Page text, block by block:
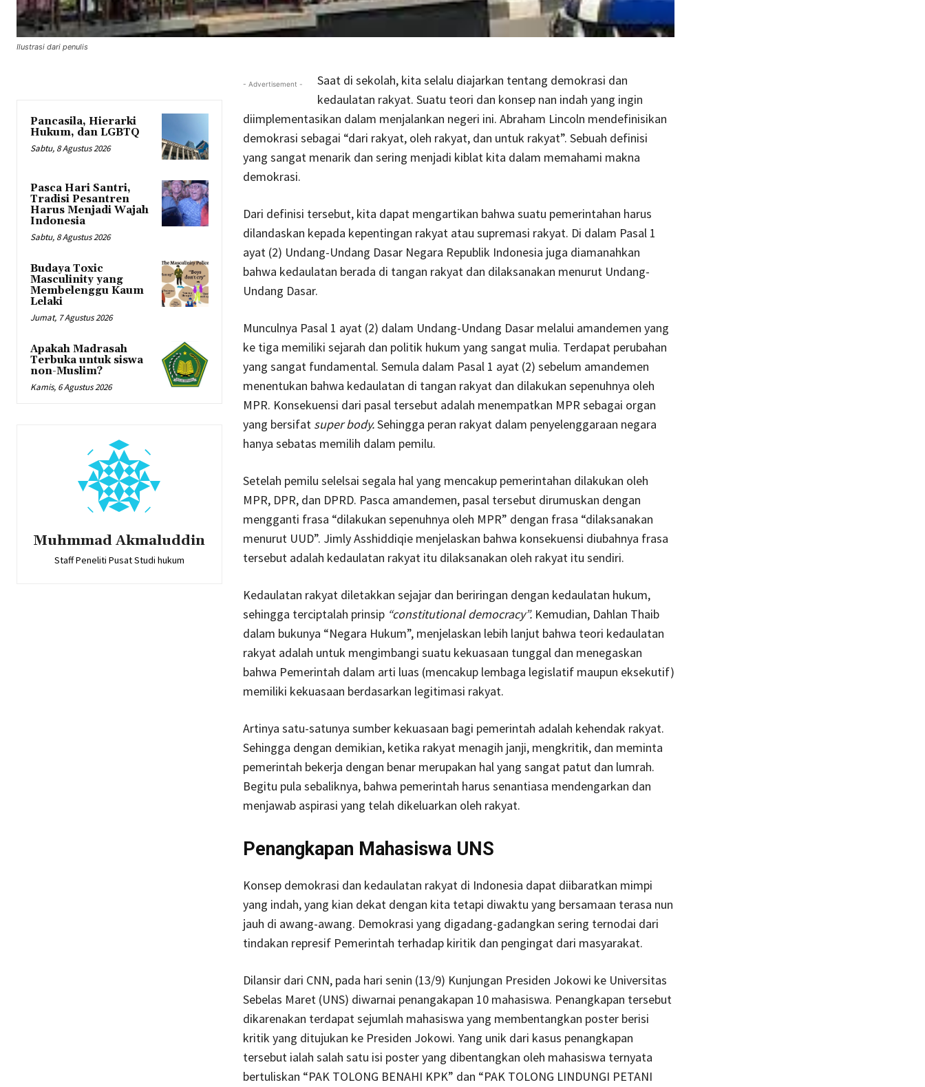
Ilustrasi dari penulis
Pancasila, Hierarki
Hukum, dan LGBTQ
Sabtu, 8 Agustus 2026
Pasca Hari Santri,
Tradisi Pesantren
Harus Menjadi Wajah
Indonesia
Sabtu, 8 Agustus 2026
Budaya Toxic
Masculinity yang
Membelenggu Kaum
Lelaki
Jumat, 7 Agustus 2026
Apakah Madrasah
Terbuka untuk siswa
non-Muslim?
Kamis, 6 Agustus 2026
Muhmmad Akmaluddin
Staff Peneliti Pusat Studi hukum
- Advertisement -
Saat di sekolah, kita selalu diajarkan tentang demokrasi dan
kedaulatan rakyat. Suatu teori dan konsep nan indah yang ingin
diimplementasikan dalam menjalankan negeri ini. Abraham Lincoln mendefinisikan
demokrasi sebagai “dari rakyat, oleh rakyat, dan untuk rakyat”. Sebuah definisi
yang sangat menarik dan sering menjadi kiblat kita dalam memahami makna
demokrasi.
Dari definisi tersebut, kita dapat mengartikan bahwa suatu pemerintahan harus
dilandaskan kepada kepentingan rakyat atau supremasi rakyat. Di dalam Pasal 1
ayat (2) Undang-Undang Dasar Negara Republik Indonesia juga diamanahkan
bahwa kedaulatan berada di tangan rakyat dan dilaksanakan menurut Undang-
Undang Dasar.
Munculnya Pasal 1 ayat (2) dalam Undang-Undang Dasar melalui amandemen yang
ke tiga memiliki sejarah dan politik hukum yang sangat mulia. Terdapat perubahan
yang sangat fundamental. Semula dalam Pasal 1 ayat (2) sebelum amandemen
menentukan bahwa kedaulatan di tangan rakyat dan dilakukan sepenuhnya oleh
MPR. Konsekuensi dari pasal tersebut adalah menempatkan MPR sebagai organ
yang bersifat super body.Sehingga peran rakyat dalam penyelenggaraan negara
hanya sebatas memilih dalam pemilu.
Setelah pemilu selelsai segala hal yang mencakup pemerintahan dilakukan oleh
MPR, DPR, dan DPRD. Pasca amandemen, pasal tersebut dirumuskan dengan
mengganti frasa “dilakukan sepenuhnya oleh MPR” dengan frasa “dilaksanakan
menurut UUD”. Jimly Asshiddiqie menjelaskan bahwa konsekuensi diubahnya frasa
tersebut adalah kedaulatan rakyat itu dilaksanakan oleh rakyat itu sendiri.
Kedaulatan rakyat diletakkan sejajar dan beriringan dengan kedaulatan hukum,
sehingga terciptalah prinsip “constitutional democracy”. Kemudian, Dahlan Thaib
dalam bukunya “Negara Hukum”, menjelaskan lebih lanjut bahwa teori kedaulatan
rakyat adalah untuk mengimbangi suatu kekuasaan tunggal dan menegaskan
bahwa Pemerintah dalam arti luas (mencakup lembaga legislatif maupun eksekutif)
memiliki kekuasaan berdasarkan legitimasi rakyat.
Artinya satu-satunya sumber kekuasaan bagi pemerintah adalah kehendak rakyat.
Sehingga dengan demikian, ketika rakyat menagih janji, mengkritik, dan meminta
pemerintah bekerja dengan benar merupakan hal yang sangat patut dan lumrah.
Begitu pula sebaliknya, bahwa pemerintah harus senantiasa mendengarkan dan
menjawab aspirasi yang telah dikeluarkan oleh rakyat.
Penangkapan Mahasiswa UNS
Konsep demokrasi dan kedaulatan rakyat di Indonesia dapat diibaratkan mimpi
yang indah, yang kian dekat dengan kita tetapi diwaktu yang bersamaan terasa nun
jauh di awang-awang. Demokrasi yang digadang-gadangkan sering ternodai dari
tindakan represif Pemerintah terhadap kiritik dan pengingat dari masyarakat.
Dilansir dari CNN, pada hari senin (13/9) Kunjungan Presiden Jokowi ke Universitas
Sebelas Maret (UNS) diwarnai penangakapan 10 mahasiswa. Penangkapan tersebut
dikarenakan terdapat sejumlah mahasiswa yang membentangkan poster berisi
kritik yang ditujukan ke Presiden Jokowi. Yang unik dari kasus penangkapan
tersebut ialah salah satu isi poster yang dibentangkan oleh mahasiswa ternyata
bertuliskan “PAK TOLONG BENAHI KPK” dan “PAK TOLONG LINDUNGI PETANI